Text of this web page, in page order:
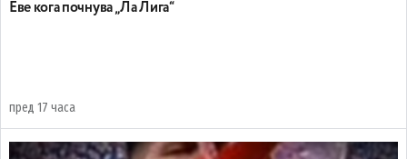
Еве кога почнува „Ла Лига“
пред 17 часа